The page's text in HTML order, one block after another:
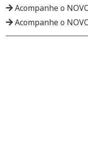
Acompanhe o
Acompanhe o